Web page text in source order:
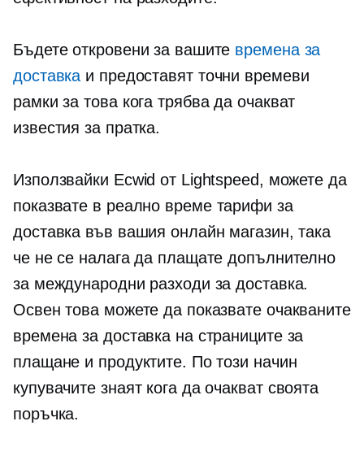
Бъдете откровени за вашите времена за
доставка и предоставят точни времеви
рамки за това кога трябва да очакват
известия за пратка.
Използвайки Ecwid от Lightspeed, можете да
показвате в реално времетарифи за
доставка във вашия онлайн магазин, така
че не се налага да плащате допълнително
за международни разходи за доставка.
Освен това можете да показвате очакваните
времена за доставка на страниците за
плащане и продуктите. По този начин
купувачите знаят кога да очакват своята
поръчка.